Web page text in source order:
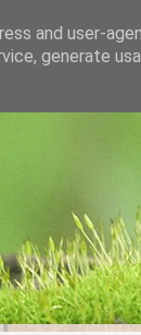
and user-
generate